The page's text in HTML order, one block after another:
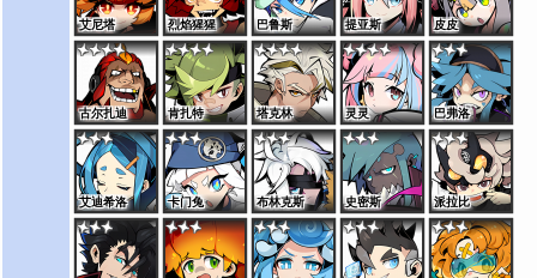
艾尼塔 烈焰猩猩 巴鲁斯 提亚斯 皮皮
古尔扎迪 肯扎特 塔克林 灵灵 巴弗洛
艾迪希洛 卡门兔 布林克斯 史密斯 派拉比